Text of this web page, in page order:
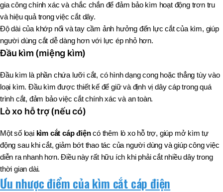
gia công chính xác và chắc chắn để đảm bảo kìm hoạt động trơn tru
và hiệu quả trong việc cắt dây.
Độ dài của khớp nối và tay cầm ảnh hưởng đến lực cắt của kìm, giúp
người dùng cắt dễ dàng hơn với lực ép nhỏ hơn.
Đầu kìm (miệng kìm)
Đầu kìm là phần chứa lưỡi cắt, có hình dạng cong hoặc thẳng tùy vào
loại kìm. Đầu kìm được thiết kế để giữ và định vị dây cáp trong quá
trình cắt, đảm bảo việc cắt chính xác và an toàn.
Lò xo hỗ trợ (nếu có)
Một số loại kìm cắt cáp điệncó thêm lò xo hỗ trợ, giúp mở kìm tự
động sau khi cắt, giảm bớt thao tác của người dùng và giúp công việc
diễn ra nhanh hơn. Điều này rất hữu ích khi phải cắt nhiều dây trong
thời gian dài.
Ưu nhược điểm của kìm cắt cáp điện